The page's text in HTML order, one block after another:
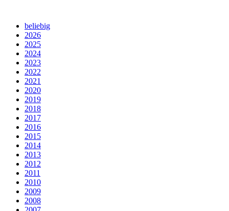
beliebig
2026
2025
2024
2023
2022
2021
2020
2019
2018
2017
2016
2015
2014
2013
2012
2011
2010
2009
2008